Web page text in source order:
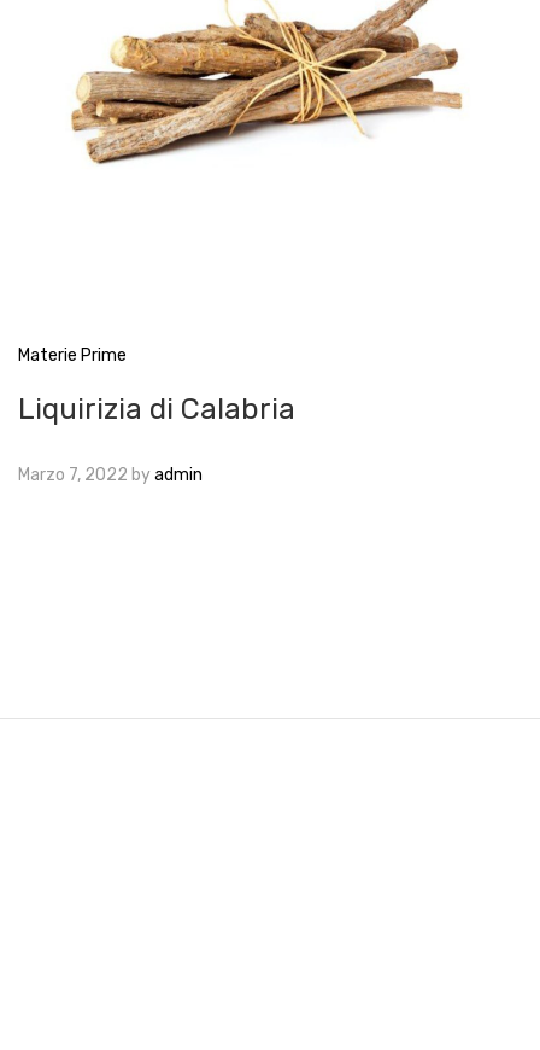
Materie Prime
Liquirizia di Calabria
Marzo 7, 2022 byadmin